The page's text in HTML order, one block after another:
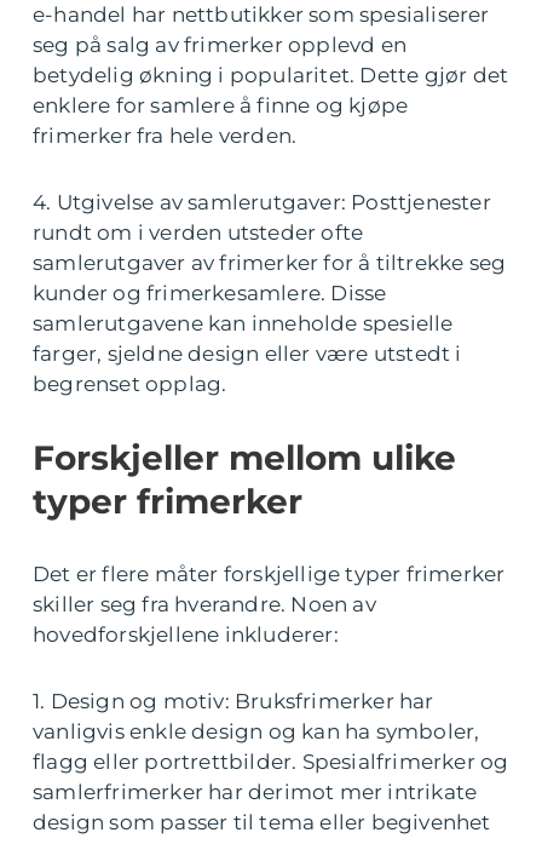
e-handel har nettbutikker som spesialiserer
seg på salg av frimerker opplevd en
betydelig økning i popularitet. Dette gjør det
enklere for samlere å finne og kjøpe
frimerker fra hele verden.
4. Utgivelse av samlerutgaver: Posttjenester
rundt om i verden utsteder ofte
samlerutgaver av frimerker for å tiltrekke seg
kunder og frimerkesamlere. Disse
samlerutgavene kan inneholde spesielle
farger, sjeldne design eller være utstedt i
begrenset opplag.
Forskjeller mellom ulike
typer frimerker
Det er flere måter forskjellige typer frimerker
skiller seg fra hverandre. Noen av
hovedforskjellene inkluderer:
1. Design og motiv: Bruksfrimerker har
vanligvis enkle design og kan ha symboler,
flagg eller portrettbilder. Spesialfrimerker og
samlerfrimerker har derimot mer intrikate
design som passer til tema eller begivenhet